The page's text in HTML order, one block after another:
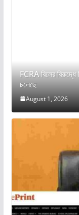
FCRA বিলের বিরুদ্ধে
চলেছে
August 1, 2026